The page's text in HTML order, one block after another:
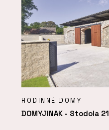
RODINNÉ DOMY
DOMYJINAK - Stodola 21